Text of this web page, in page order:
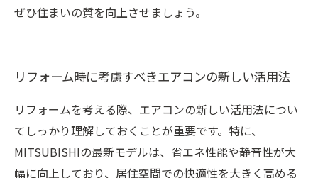
ぜひ住まいの質を向上させましょう。
リフォーム時に考慮すべきエアコンの新しい活用法
リフォームを考える際、エアコンの新しい活用法につい
てしっかり理解しておくことが重要です。特に、
MITSUBISHIの最新モデルは、省エネ性能や静音性が大
幅に向上しており、居住空間での快適性を大きく高める